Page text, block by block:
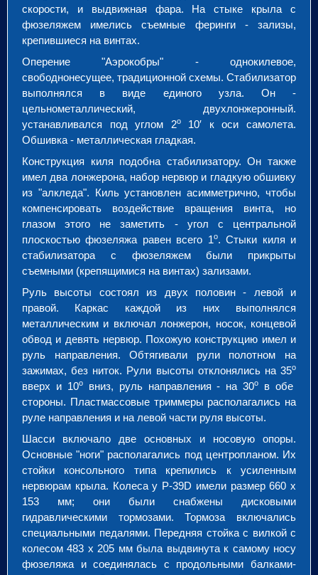
скорости, и выдвижная фара. На стыке крыла с
фюзеляжем имелись съемные феринги - зализы,
крепившиеся на винтах.
Оперение "Аэрокобры" - однокилевое,
свободнонесущее, традиционной схемы. Стабилизатор
выполнялся в виде единого узла. Он -
цельнометаллический, двухлонжеронный.
устанавливался под углом 2о10′ к оси самолета.
Обшивка - металлическая гладкая.
Конструкция киля подобна стабилизатору. Он также
имел два лонжерона, набор нервюр и гладкую обшивку
из "алкледа". Киль установлен асимметрично, чтобы
компенсировать воздействие вращения винта, но
глазом этого не заметить - угол с центральной
плоскостью фюзеляжа равен всего 1о. Стыки киля и
стабилизатора с фюзеляжем были прикрыты
съемными (крепящимися на винтах) зализами.
Руль высоты состоял из двух половин - левой и
правой. Каркас каждой из них выполнялся
металлическим и включал лонжерон, носок, концевой
обвод и девять нервюр. Похожую конструкцию имел и
руль направления. Обтягивали рули полотном на
зажимах, без ниток. Рули высоты отклонялись на 35о
вверх и 10овниз, руль направления - на 30о
в обе
стороны. Пластмассовые триммеры располагались на
руле направления и на левой части руля высоты.
Шасси включало две основных и носовую опоры.
Основные "ноги" располагались под центропланом. Их
стойки консольного типа крепились к усиленным
нервюрам крыла. Колеса у P-39D имели размер 660 х
153 мм; они были снабжены дисковыми
гидравлическими тормозами. Тормоза включались
специальными педалями. Передняя стойка с вилкой с
колесом 483 х 205 мм была выдвинута к самому носу
фюзеляжа и соединялась с продольными балками-